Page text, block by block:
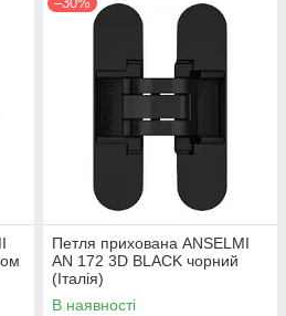
Петля прихована ANSELMI
AN 172 3D BLACK чорний
(Італія)
В наявності